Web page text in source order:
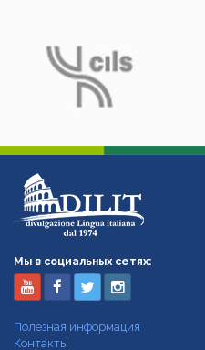
Мы в социальных сетях:
Полезная информация
Контакты